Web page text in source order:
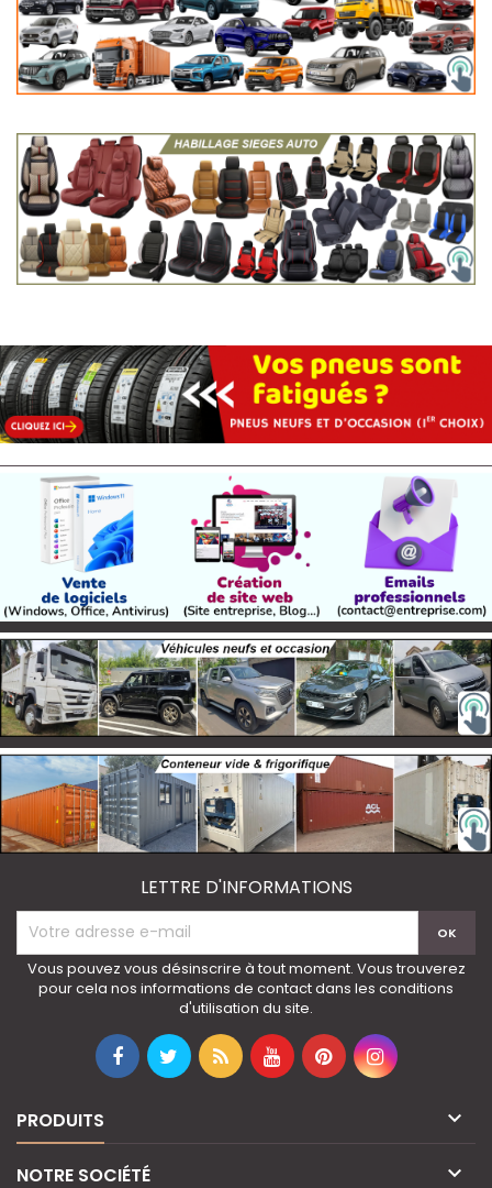
LETTRE D'INFORMATIONS
Vous pouvez vous désinscrire à tout moment. Vous trouverez
pour cela nos informations de contact dans les conditions
d'utilisation du site.
PRODUITS 
NOTRE SOCIÉTÉ 